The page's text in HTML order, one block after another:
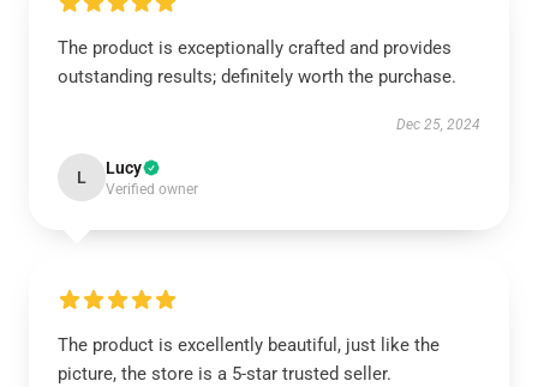
The product is exceptionally crafted and provides
outstanding results; definitely worth the purchase.
Dec 25, 2024
L Lucy
Verified owner
The product is excellently beautiful, just like the
picture, the store is a 5-star trusted seller.